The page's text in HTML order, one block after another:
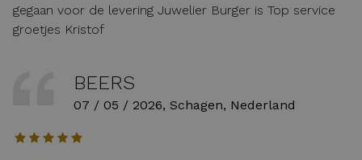
gegaan voor de levering Juwelier Burger is Top service
groetjes Kristof
BEERS
07 / 05 / 2026, Schagen, Nederland